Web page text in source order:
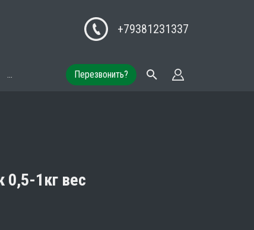
+79381231337
... Перезвонить?
1кг вес